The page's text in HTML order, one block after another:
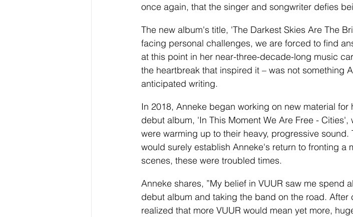
once again, that the singer and songwriter defies
The new album's title, 'The Darkest Skies Are The
facing personal challenges, we are forced to find
at this point in her near-three-decade-long music
the heartbreak that inspired it – was not something
anticipated writing.
In 2018, Anneke began working on new material
debut album, 'In This Moment We Are Free -
were warming up to their heavy, progressive
would surely establish Anneke's return to fronting a
scenes, these were troubled times.
Anneke shares, ”My belief in VUUR saw me spend
debut album and taking the band on the road.
realized that more VUUR would mean yet more,